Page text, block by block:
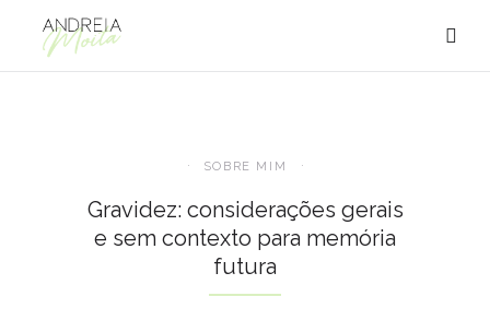
SOBRE MIM
Gravidez: considerações gerais
e sem contexto para memória
futura